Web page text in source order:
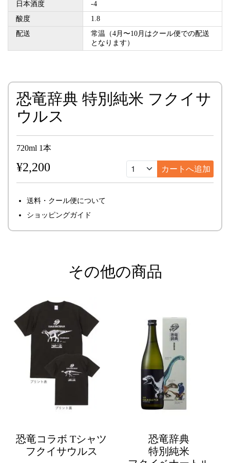
日本酒度
-4
酸度
1.8
配送
常温（4月〜10月はクール便での配送
となります）
恐竜辞典 特別純米 フクイサ
ウルス
720ml 1本
¥2,200
送料・クール便について
ショッピングガイド
その他の商品
恐竜コラボ Tシャツ
フクイサウルス
恐竜辞典
特別純米